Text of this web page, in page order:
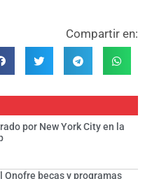
Compartir en:
por New York City en la
Onofre becas y programas